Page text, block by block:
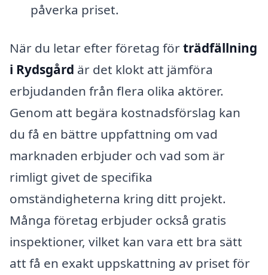
påverka priset.
När du letar efter företag förträdfällning
i Rydsgård är det klokt att jämföra
erbjudanden från flera olika aktörer.
Genom att begära kostnadsförslag kan
du få en bättre uppfattning om vad
marknaden erbjuder och vad som är
rimligt givet de specifika
omständigheterna kring ditt projekt.
Många företag erbjuder också gratis
inspektioner, vilket kan vara ett bra sätt
att få en exakt uppskattning av priset för